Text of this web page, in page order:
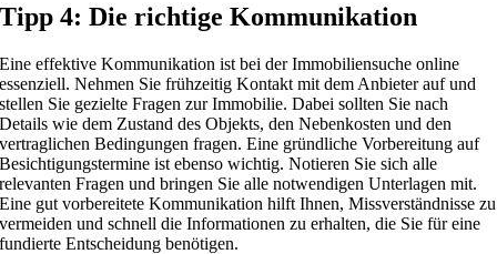
Tipp 4: Die richtige Kommunikation
Eine effektive Kommunikation ist bei der Immobiliensuche online
essenziell. Nehmen Sie frühzeitig Kontakt mit dem Anbieter auf und
stellen Sie gezielte Fragen zur Immobilie. Dabei sollten Sie nach
Details wie dem Zustand des Objekts, den Nebenkosten und den
vertraglichen Bedingungen fragen. Eine gründliche Vorbereitung auf
Besichtigungstermine ist ebenso wichtig. Notieren Sie sich alle
relevanten Fragen und bringen Sie alle notwendigen Unterlagen mit.
Eine gut vorbereitete Kommunikation hilft Ihnen, Missverständnisse zu
vermeiden und schnell die Informationen zu erhalten, die Sie für eine
fundierte Entscheidung benötigen.